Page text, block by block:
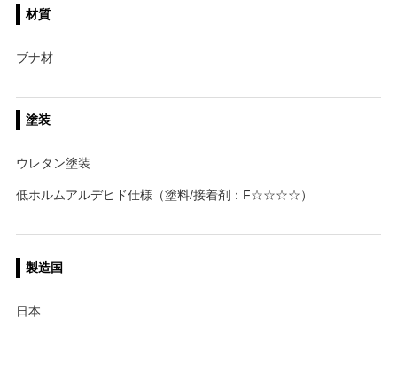
材質
ブナ材
塗装
ウレタン塗装
低ホルムアルデヒド仕様（塗料/接着剤：F☆☆☆☆）
製造国
日本